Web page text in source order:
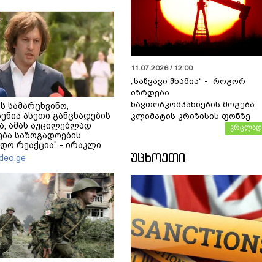
სამარცხვინო,
ასეთი განცხადების
ამას აუცილებლად
საზოგადოების
რეაქცია" - ირაკლი
11.07.2026 / 12:00
„საწვავი შხამია“ - როგორ
იზრდება
ნავთობკომპანიების მოგება
კლიმატის კრიზისის ფონზე
ვრცლად
ᲣᲪᲮᲝᲔᲗᲘ